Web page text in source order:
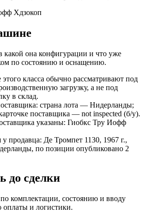
Хдзокоп
какой она конфигурации и что уже
по состоянию и оснащению.
класса обычно рассматривают под
загрузку, а не под
в склад.
страна лота — Нидерланды;
поставщика — not inspected (б/у).
указаны: Гиобкс Тру Иофф
у продавца: Де Тромпет 1130, 1967 г.,
по позиции опубликовано 2
до сделки
комплектации, состоянию и вводу
и логистики.